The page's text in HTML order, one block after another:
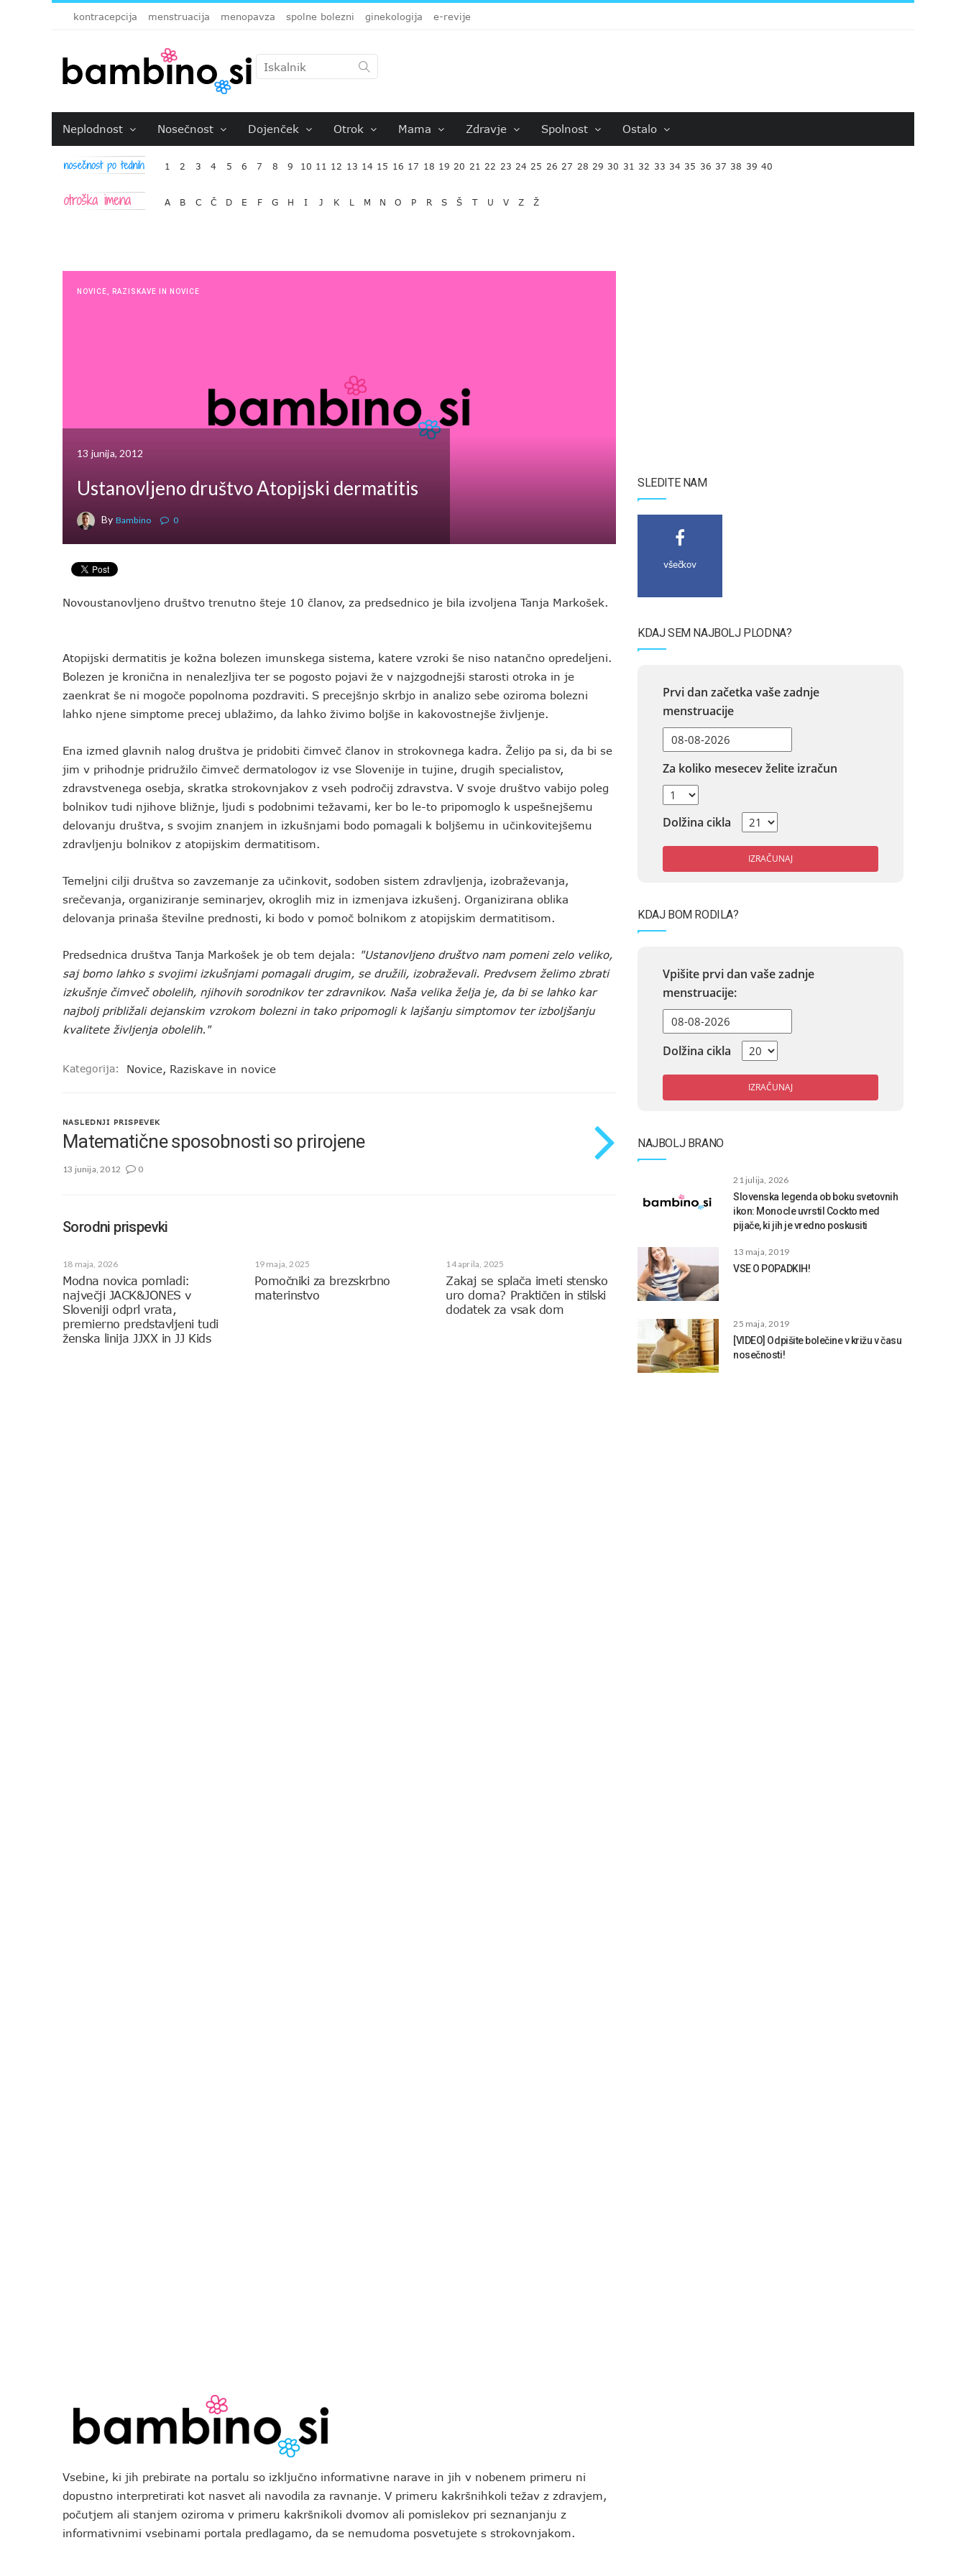
kontracepcija menstruacija menopavza spolne bolezni ginekologija e-revije
Neplodnost Nosečnost Dojenček Otrok Mama Zdravje Spolnost Ostalo
1 2 3 4 5 6 7 8 9 10 11 12 13 14 15 16 17 18 19 20 21 22 23 24 25 26 27 28 29 30 31 32 33 34 35 36 37 38 39 40
A B C Č D E F G H I J K L M N O P R S Š T U V Z Ž
NOVICE RAZISKAVE IN NOVICE
13 junija, 2012
Ustanovljeno društvo Atopijski dermatitis
By Bambino 0
Novoustanovljeno društvo trenutno šteje 10 članov, za predsednico je bila izvoljena Tanja Markošek.
Atopijski dermatitis je kožna bolezen imunskega sistema, katere vzroki še niso natančno opredeljeni.
Bolezen je kronična in nenalezljiva ter se pogosto pojavi že v najzgodnejši starosti otroka in je
zaenkrat še ni mogoče popolnoma pozdraviti. S precejšnjo skrbjo in analizo sebe oziroma bolezni
lahko njene simptome precej ublažimo, da lahko živimo boljše in kakovostnejše življenje.
Ena izmed glavnih nalog društva je pridobiti čimveč članov in strokovnega kadra. Želijo pa si, da bi se
jim v prihodnje pridružilo čimveč dermatologov iz vse Slovenije in tujine, drugih specialistov,
zdravstvenega osebja, skratka strokovnjakov z vseh področij zdravstva. V svoje društvo vabijo poleg
bolnikov tudi njihove bližnje, ljudi s podobnimi težavami, ker bo le-to pripomoglo k uspešnejšemu
delovanju društva, s svojim znanjem in izkušnjami bodo pomagali k boljšemu in učinkovitejšemu
zdravljenju bolnikov z atopijskim dermatitisom.
Temeljni cilji društva so zavzemanje za učinkovit, sodoben sistem zdravljenja, izobraževanja,
srečevanja, organiziranje seminarjev, okroglih miz in izmenjava izkušenj. Organizirana oblika
delovanja prinaša številne prednosti, ki bodo v pomoč bolnikom z atopijskim dermatitisom.
Predsednica društva Tanja Markošek je ob tem dejala: "Ustanovljeno društvo nam pomeni zelo veliko,
saj bomo lahko s svojimi izkušnjami pomagali drugim, se družili, izobraževali. Predvsem želimo zbrati
izkušnje čimveč obolelih, njihovih sorodnikov ter zdravnikov. Naša velika želja je, da bi se lahko kar
najbolj približali dejanskim vzrokom bolezni in tako pripomogli k lajšanju simptomov ter izboljšanju
kvalitete življenja obolelih."
Kategorija: Novice, Raziskave in novice
NASLEDNJI PRISPEVEK
Matematične sposobnosti so prirojene
13 junija, 2012 0
Sorodni prispevki
18 maja, 2026
Modna novica pomladi:
največji JACK&JONES v
Sloveniji odprl vrata,
premierno predstavljeni tudi
ženska linija JJXX in JJ Kids
19 maja, 2025
Pomočniki za brezskrbno
materinstvo
14 aprila, 2025
Zakaj se splača imeti stensko
uro doma? Praktičen in stilski
dodatek za vsak dom
SLEDITE NAM
všečkov
KDAJ SEM NAJBOLJ PLODNA?
Prvi dan začetka vaše zadnje
menstruacije
Za koliko mesecev želite izračun
Dolžina cikla
IZRAČUNAJ
KDAJ BOM RODILA?
Vpišite prvi dan vaše zadnje
menstruacije:
Dolžina cikla
IZRAČUNAJ
NAJBOLJ BRANO
21 julija, 2026
Slovenska legenda ob boku svetovnih
ikon: Monocle uvrstil Cockto med
pijače, ki jih je vredno poskusiti
13 maja, 2019
VSE O POPADKIH!
25 maja, 2019
[VIDEO] Odpišite bolečine v križu v času
nosečnosti!
Vsebine, ki jih prebirate na portalu so izključno informativne narave in jih v nobenem primeru ni
dopustno interpretirati kot nasvet ali navodila za ravnanje. V primeru kakršnihkoli težav z zdravjem,
počutjem ali stanjem oziroma v primeru kakršnikoli dvomov ali pomislekov pri seznanjanju z
informativnimi vsebinami portala predlagamo, da se nemudoma posvetujete s strokovnjakom.